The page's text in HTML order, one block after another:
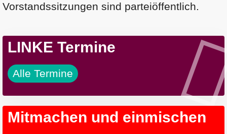
Vorstandssitzungen sind parteiöffentlich.
LINKE Termine
Alle Termine
Mitmachen und einmischen